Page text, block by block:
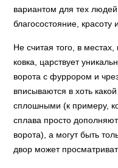
вариантом для тех
благосостояние, красоту
Не считая того, в
ковка, царствует
ворота с фуррором и
вписываются в хоть
сплошными (к примеру,
сплава просто
ворота), а могут быть
двор может